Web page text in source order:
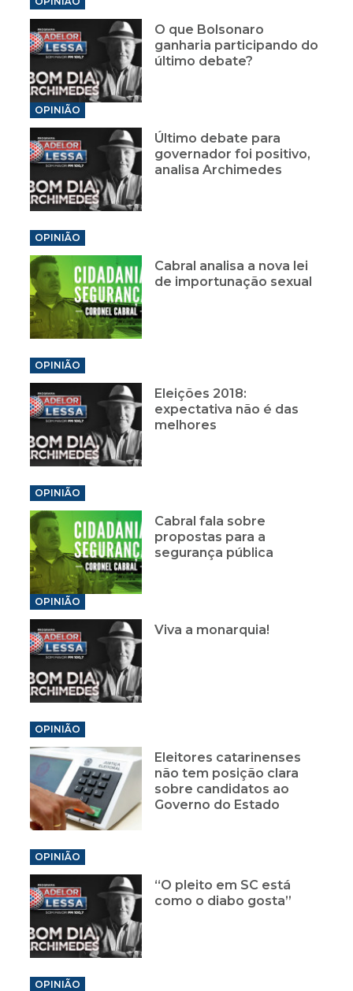
O que Bolsonaro
ganharia participando do
último debate?
OPINIÃO
Último debate para
governador foi positivo,
analisa Archimedes
OPINIÃO
Cabral analisa a nova lei
de importunação sexual
OPINIÃO
Eleições 2018:
expectativa não é das
melhores
OPINIÃO
Cabral fala sobre
propostas para a
segurança pública
OPINIÃO
Viva a monarquia!
OPINIÃO
Eleitores catarinenses
não tem posição clara
sobre candidatos ao
Governo do Estado
OPINIÃO
“O pleito em SC está
como o diabo gosta”
OPINIÃO